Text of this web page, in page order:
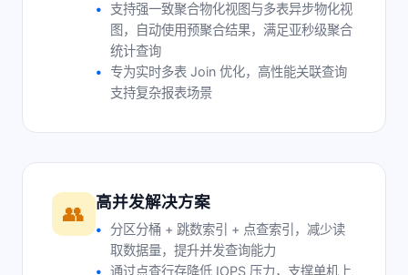
支持强一致聚合物化视图与多表异步物化视
图，自动使用预聚合结果，满足亚秒级聚合
统计查询
专为实时多表 Join 优化，高性能关联查询
支持复杂报表场景
👥 高并发解决方案
分区分桶 + 跳数索引 + 点查索引，减少读
取数据量，提升并发查询能力
通过点查行存降低 IOPS 压力，支撑单机上